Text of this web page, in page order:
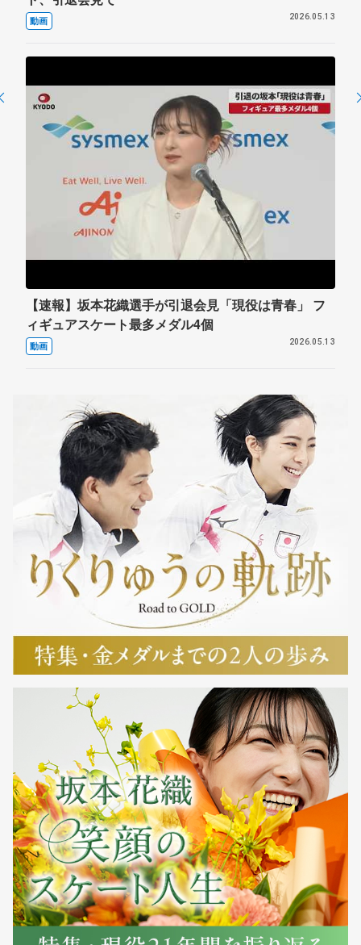
動画 2026.05.13
【速報】坂本花織選手が引退会見「現役は青春」 フ
ィギュアスケート最多メダル4個
動画 2026.05.13